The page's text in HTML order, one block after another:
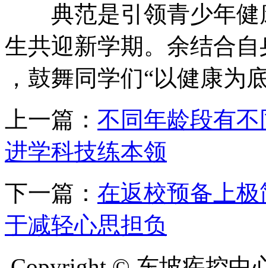
典范是引领青少年健康成
生共迎新学期。余结
，鼓舞同学们“以健康为底
上一篇： 不同年龄段有
进学科技练本领
下一篇： 在返校预备上
于减轻心思担负